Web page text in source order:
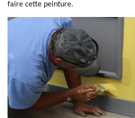
faire cette peinture.